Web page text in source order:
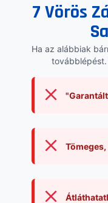
7 Vörös
Ha az alábbiak
továbblépést.